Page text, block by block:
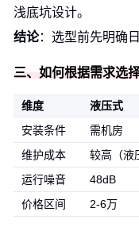
浅底坑设计。
结论：选型前先明确
三、如何根据需求选
维度 液压式
安装条件
需机房
维护成本
较高（液
运行噪音
48dB
价格区间
2-6万